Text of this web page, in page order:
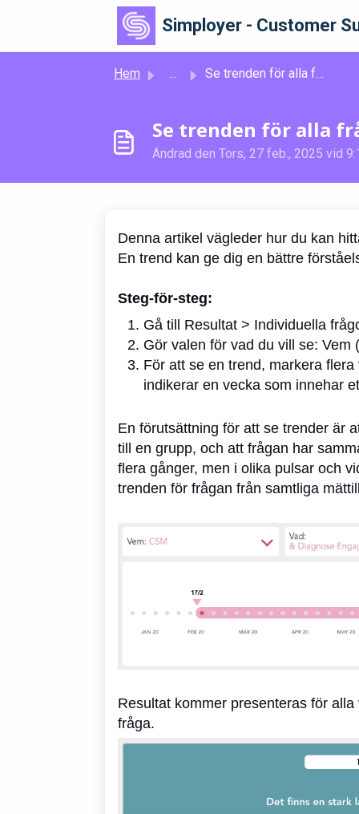
Hoppa över till huvudinnehåll
Simployer - Customer
Hem ... Se trenden för alla frågor
Se trenden för alla
Ändrad den Tors, 27 feb., 2025 vid
Denna artikel vägleder hur du kan
En trend kan ge dig en bättre
Steg-för-steg:
Gå till Resultat > Individuella
Gör valen för vad du vill se: Vem
För att se en trend, markera
indikerar en vecka som innehar
En förutsättning för att se trender är
till en grupp, och att frågan har
flera gånger, men i olika pulsar och
trenden för frågan från samtliga
Resultat kommer presenteras för
fråga.